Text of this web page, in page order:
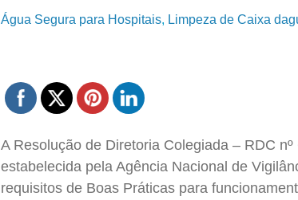
Água Segura para Hospitais Limpeza de Caixa
A Resolução de Diretoria Colegiada – RDC
estabelecida pela Agência Nacional de
requisitos de Boas Práticas para